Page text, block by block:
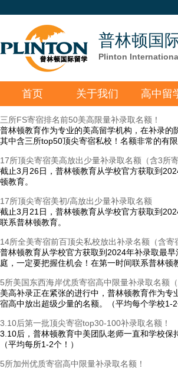
普林顿国
Plinton
首页 关于我们 高中留
三所FS寄宿排名前50美高限量补录取名额！
普林顿教育作为专业的美高留学机构，在补录
其中含三所top50顶尖寄宿私校！名额非常的有
17所顶尖寄宿美高放出少量补录取名额（含3所寄
截止3月26日，普林顿教育从学校官方获取到
顿教育。
17所顶尖寄宿美初/高放出少量补录取名额
截止3月21日，普林顿教育从学校官方获取到
联系普林顿教育。
14所全美寄宿前百顶尖私校放出补录名额（含寄
普林顿教育从学校官方获取到2024年补录取最
庭，一定要把握住机会！在第一时间联系普林顿
5所美国东西海岸优质寄宿高中限量补录取名额（
美高补录正在紧张的进行中，普林顿教育作为
宿高中放出超级少量的名额。（平均每个学校
3.10后第一批顶尖寄宿top30-100补录取名额！
3.10后，普林顿教育中美团队老师一直和学校
（平均每所1-2个！）
5所加州优质寄宿高中限量补录取名额！